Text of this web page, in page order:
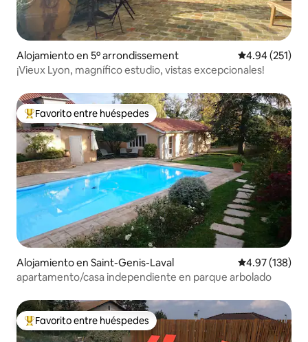
Alojamiento en 5º arrondissement Calificación
4.94 (251)
¡Vieux Lyon, magnífico estudio, vistas excepcionales!
Favorito entre huéspedes preferido
Favorito entre huéspedes
Alojamiento en Saint-Genis-Laval Calificación
4.97 (138)
apartamento/casa independiente en parque arbolado
Favorito entre huéspedes preferido
Favorito entre huéspedes